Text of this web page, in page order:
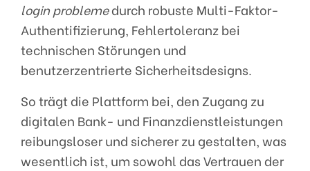
login problemedurch robuste Multi-Faktor-
Authentifizierung, Fehlertoleranz bei
technischen Störungen und
benutzerzentrierte Sicherheitsdesigns.
So trägt die Plattform bei, den Zugang zu
digitalen Bank- und Finanzdienstleistungen
reibungsloser und sicherer zu gestalten, was
wesentlich ist, um sowohl das Vertrauen der